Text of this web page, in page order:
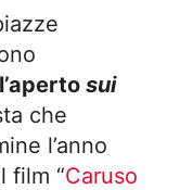
sui
che
l’anno
film “Caruso